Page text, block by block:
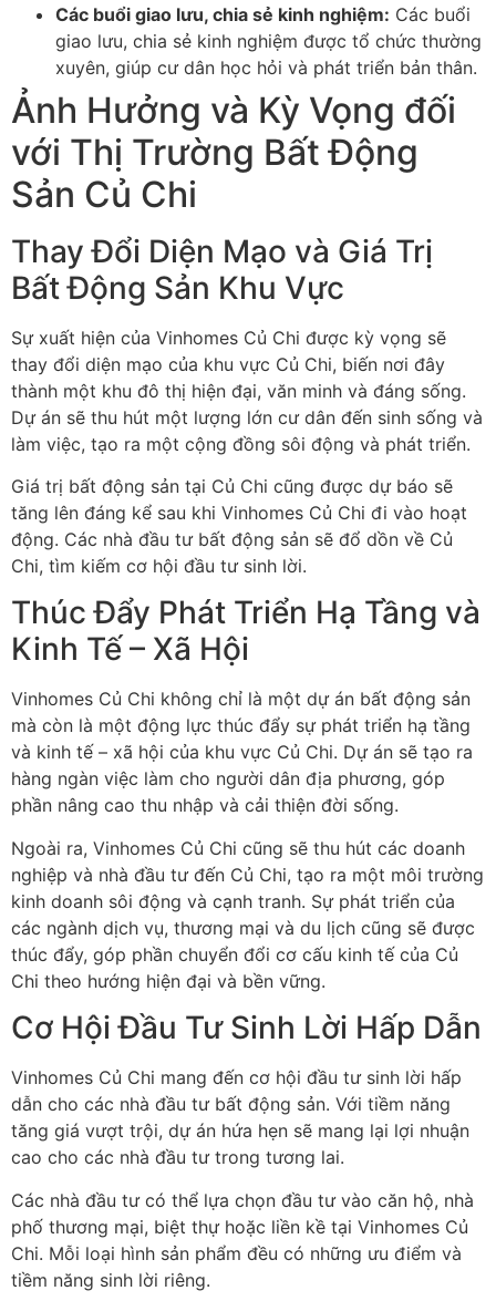
Các buổi giao lưu, chia sẻ kinh nghiệm: Các buổi
giao lưu, chia sẻ kinh nghiệm được tổ chức thường
xuyên, giúp cư dân học hỏi và phát triển bản thân.
Ảnh Hưởng và Kỳ Vọng đối
với Thị Trường Bất Động
Sản Củ Chi
Thay Đổi Diện Mạo và Giá Trị
Bất Động Sản Khu Vực
Sự xuất hiện của Vinhomes Củ Chi được kỳ vọng sẽ
thay đổi diện mạo của khu vực Củ Chi, biến nơi đây
thành một khu đô thị hiện đại, văn minh và đáng sống.
Dự án sẽ thu hút một lượng lớn cư dân đến sinh sống và
làm việc, tạo ra một cộng đồng sôi động và phát triển.
Giá trị bất động sản tại Củ Chi cũng được dự báo sẽ
tăng lên đáng kể sau khi Vinhomes Củ Chi đi vào hoạt
động. Các nhà đầu tư bất động sản sẽ đổ dồn về Củ
Chi, tìm kiếm cơ hội đầu tư sinh lời.
Thúc Đẩy Phát Triển Hạ Tầng và
Kinh Tế – Xã Hội
Vinhomes Củ Chi không chỉ là một dự án bất động sản
mà còn là một động lực thúc đẩy sự phát triển hạ tầng
và kinh tế – xã hội của khu vực Củ Chi. Dự án sẽ tạo ra
hàng ngàn việc làm cho người dân địa phương, góp
phần nâng cao thu nhập và cải thiện đời sống.
Ngoài ra, Vinhomes Củ Chi cũng sẽ thu hút các doanh
nghiệp và nhà đầu tư đến Củ Chi, tạo ra một môi trường
kinh doanh sôi động và cạnh tranh. Sự phát triển của
các ngành dịch vụ, thương mại và du lịch cũng sẽ được
thúc đẩy, góp phần chuyển đổi cơ cấu kinh tế của Củ
Chi theo hướng hiện đại và bền vững.
Cơ Hội Đầu Tư Sinh Lời Hấp Dẫn
Vinhomes Củ Chi mang đến cơ hội đầu tư sinh lời hấp
dẫn cho các nhà đầu tư bất động sản. Với tiềm năng
tăng giá vượt trội, dự án hứa hẹn sẽ mang lại lợi nhuận
cao cho các nhà đầu tư trong tương lai.
Các nhà đầu tư có thể lựa chọn đầu tư vào căn hộ, nhà
phố thương mại, biệt thự hoặc liền kề tại Vinhomes Củ
Chi. Mỗi loại hình sản phẩm đều có những ưu điểm và
tiềm năng sinh lời riêng.